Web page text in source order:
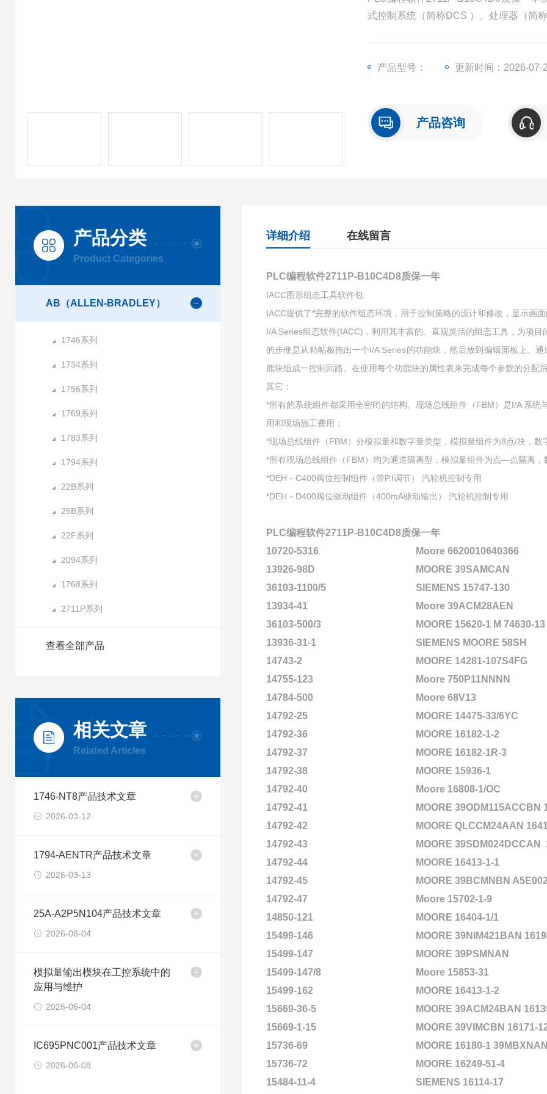
式控制系统（简称DCS ）、处理器（简
产品型号： 更新时间：2026-07-
产品咨询
产品分类
Product Categories
AB（ALLEN-BRADLEY）
1746系列
1734系列
1756系列
1769系列
1783系列
1794系列
22B系列
25B系列
22F系列
2094系列
1768系列
2711P系列
查看全部产品
相关文章
Related Articles
1746-NT8产品技术文章
2026-03-12
1794-AENTR产品技术文章
2026-03-13
25A-A2P5N104产品技术文章
2026-08-04
模拟量输出模块在工控系统中的
应用与维护
2026-06-04
IC695PNC001产品技术文章
2026-06-08
详细介绍 在线留言
PLC编程软件2711P-B10C4D8质保一年
IACC图形组态工具软件包
IACC提供了*完整的软件组态环境，用于控制策略的设计和修改，显示画
I/A Series组态软件(IACC)，利用其丰富的、直观灵活的组态工具，为项
的步便是从粘帖板拖出一个I/A Series的功能块，然后放到编辑面板上。
能块组成一控制回路。在使用每个功能块的属性表来完成每个参数的分配
其它：
*所有的系统组件都采用全密闭的结构。现场总线组件（FBM）是I/A 系
用和现场施工费用；
*现场总线组件（FBM）分模拟量和数字量类型，模拟量组件为8点/块，数
*所有现场总线组件（FBM）均为通道隔离型，模拟量组件为点—点隔离，
*DEH－C400阀位控制组件（带P.I调节） 汽轮机控制专用
*DEH－D400阀位驱动组件（400mA驱动输出） 汽轮机控制专用
PLC编程软件2711P-B10C4D8质保一年
10720-5316
Moore 6620010640366
13926-98D
MOORE 39SAMCAN
36103-1100/5
SIEMENS 15747-130
13934-41
Moore 39ACM28AEN
36103-500/3
MOORE 15620-1 M 74630-13
13936-31-1
SIEMENS MOORE 58SH
14743-2
MOORE 14281-107S4FG
14755-123
Moore 750P11NNNN
14784-500
Moore 68V13
14792-25
MOORE 14475-33/6YC
14792-36
MOORE 16182-1-2
14792-37
MOORE 16182-1R-3
14792-38
MOORE 15936-1
14792-40
Moore 16808-1/OC
14792-41
MOORE 39ODM115ACCBN
14792-42
MOORE QLCCM24AAN
14792-43
MOORE 39SDM024DCCAN
14792-44
MOORE 16413-1-1
14792-45
MOORE 39BCMNBN
14792-47
Moore 15702-1-9
14850-121
MOORE 16404-1/1
15499-146
MOORE 39NIM421BAN
15499-147
MOORE 39PSMNAN
15499-147/8
Moore 15853-31
15499-162
MOORE 16413-1-2
15669-36-5
MOORE 39ACM24BAN
15669-1-15
MOORE 39VIMCBN 16171-
15736-69
MOORE 16180-1 39MBXNAN
15736-72
MOORE 16249-51-4
15484-11-4
SIEMENS 16114-17